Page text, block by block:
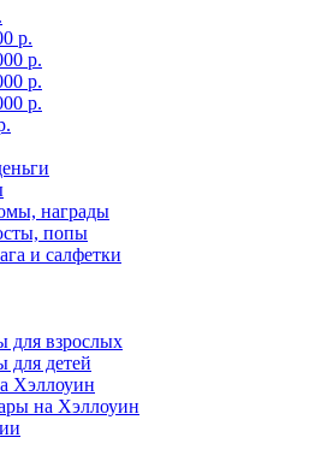
р.
р.
р.
р.
награды
попы
и салфетки
для взрослых
для детей
Хэллоуин
на Хэллоуин